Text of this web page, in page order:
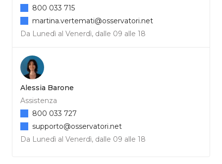
Da Lunedì al Venerdì, dalle 09 alle 18
800 033 715
martina.vertemati@osservatori.net
Alessia Barone
Assistenza
Da Lunedì al Venerdì, dalle 09 alle 18
800 033 727
supporto@osservatori.net